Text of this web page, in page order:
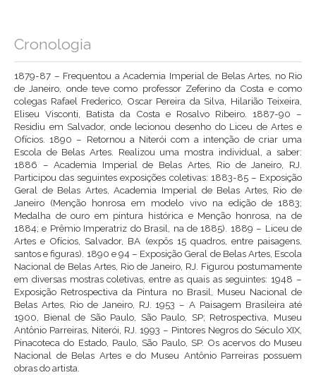
Cronologia
1879-87 – Frequentou a Academia Imperial de Belas Artes, no Rio
de Janeiro, onde teve como professor Zeferino da Costa e como
colegas Rafael Frederico, Oscar Pereira da Silva, Hilarião Teixeira,
Eliseu Visconti, Batista da Costa e Rosalvo Ribeiro. 1887-90 –
Residiu em Salvador, onde lecionou desenho do Liceu de Artes e
Ofícios. 1890 – Retornou a Niterói com a intenção de criar uma
Escola de Belas Artes. Realizou uma mostra individual, a saber:
1886 – Academia Imperial de Belas Artes, Rio de Janeiro, RJ.
Participou das seguintes exposições coletivas: 1883-85 – Exposição
Geral de Belas Artes, Academia Imperial de Belas Artes, Rio de
Janeiro (Menção honrosa em modelo vivo na edição de 1883;
Medalha de ouro em pintura histórica e Menção honrosa, na de
1884; e Prêmio Imperatriz do Brasil, na de 1885). 1889 – Liceu de
Artes e Ofícios, Salvador, BA (expôs 15 quadros, entre paisagens,
santos e figuras). 1890 e 94 – Exposição Geral de Belas Artes, Escola
Nacional de Belas Artes, Rio de Janeiro, RJ. Figurou postumamente
em diversas mostras coletivas, entre as quais as seguintes: 1948 –
Exposição Retrospectiva da Pintura no Brasil, Museu Nacional de
Belas Artes, Rio de Janeiro, RJ. 1953 – A Paisagem Brasileira até
1900, Bienal de São Paulo, São Paulo, SP; Retrospectiva, Museu
Antônio Parreiras, Niterói, RJ. 1993 – Pintores Negros do Século XIX,
Pinacoteca do Estado, Paulo, São Paulo, SP. Os acervos do Museu
Nacional de Belas Artes e do Museu Antônio Parreiras possuem
obras do artista.